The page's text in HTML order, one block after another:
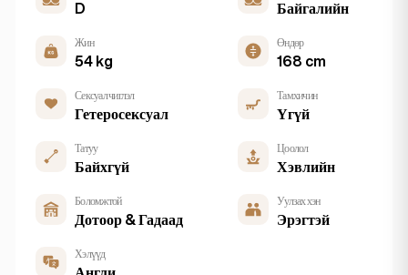
D Байгалийн
Жин
54 kg
Өндөр
168 cm
Сексуал чиглэл
Гетеросексуал
Тамхичин
Үгүй
Татуу
Байхгүй
Цоолол
Хэвлийн
Боломжтой
Дотоор & Гадаад
Уулзах хэн
Эрэгтэй
Хэлүүд